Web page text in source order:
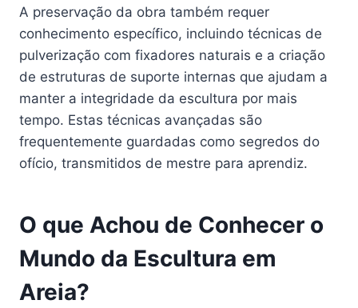
A preservação da obra também requer
conhecimento específico, incluindo técnicas de
pulverização com fixadores naturais e a criação
de estruturas de suporte internas que ajudam a
manter a integridade da escultura por mais
tempo. Estas técnicas avançadas são
frequentemente guardadas como segredos do
ofício, transmitidos de mestre para aprendiz.
O que Achou de Conhecer o
Mundo da Escultura em
Areia?